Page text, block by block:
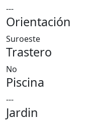
---
Orientación
Suroeste
Trastero
No
Piscina
---
Jardin